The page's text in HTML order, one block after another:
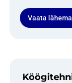
Vaata